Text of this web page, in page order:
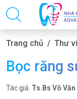
Trang chủ Thư
Bọc răng
Tác giả: Ts.Bs Võ Văn